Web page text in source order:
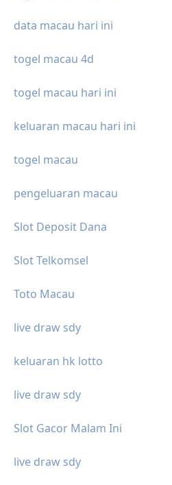
data macau hari ini
togel macau 4d
togel macau hari ini
keluaran macau hari ini
togel macau
pengeluaran macau
Slot Deposit Dana
Slot Telkomsel
Toto Macau
live draw sdy
keluaran hk lotto
live draw sdy
Slot Gacor Malam Ini
live draw sdy